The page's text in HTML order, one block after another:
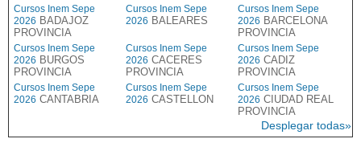
Cursos Inem Sepe
2026 BADAJOZ
PROVINCIA
Cursos Inem Sepe
2026 BALEARES
Cursos Inem Sepe
2026 BARCELONA
PROVINCIA
Cursos Inem Sepe
2026 BURGOS
PROVINCIA
Cursos Inem Sepe
2026 CACERES
PROVINCIA
Cursos Inem Sepe
2026 CADIZ
PROVINCIA
Cursos Inem Sepe
2026 CANTABRIA
Cursos Inem Sepe
2026 CASTELLON
Cursos Inem Sepe
2026 CIUDAD REAL
PROVINCIA
Desplegar todas»